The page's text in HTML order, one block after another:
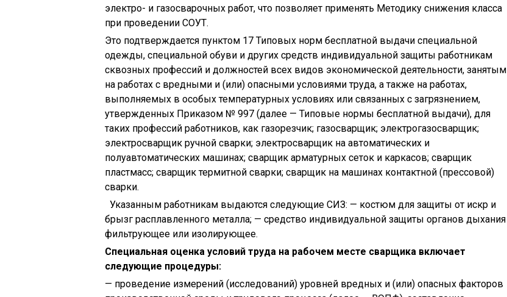
электро- и газосварочных работ, что позволяет применять Методику снижения класса
при проведении СОУТ.
Это подтверждается пунктом 17 Типовых норм бесплатной выдачи специальной
одежды, специальной обуви и других средств индивидуальной защиты работникам
сквозных профессий и должностей всех видов экономической деятельности, занятым
на работах с вредными и (или) опасными условиями труда, а также на работах,
выполняемых в особых температурных условиях или связанных с загрязнением,
утвержденных Приказом № 997 (далее — Типовые нормы бесплатной выдачи), для
таких профессий работников, как газорезчик; газосварщик; электрогазосварщик;
электросварщик ручной сварки; электросварщик на автоматических и
полуавтоматических машинах; сварщик арматурных сеток и каркасов; сварщик
пластмасс; сварщик термитной сварки; сварщик на машинах контактной (прессовой)
сварки.
Указанным работникам выдаются следующие СИЗ: — костюм для защиты от искр и
брызг расплавленного металла; — средство индивидуальной защиты органов дыхания
фильтрующее или изолирующее.
Специальная оценка условий труда на рабочем месте сварщика включает
следующие процедуры:
— проведение измерений (исследований) уровней вредных и (или) опасных факторов